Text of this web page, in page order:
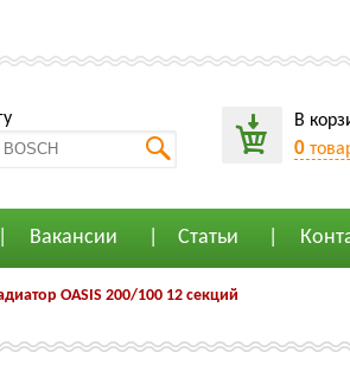
В
0
Вакансии Статьи
OASIS 200/100 12 секций